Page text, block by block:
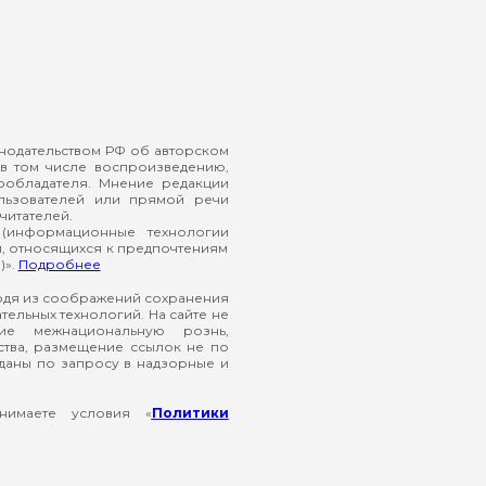
РФ об авторском
числе воспроизведению,
Мнение редакции
или прямой речи
технологии
относящихся к предпочтениям
Подробнее
из соображений сохранения
технологий. На сайте не
межнациональную рознь,
размещение ссылок не по
по запросу в надзорные и
условия «Политики